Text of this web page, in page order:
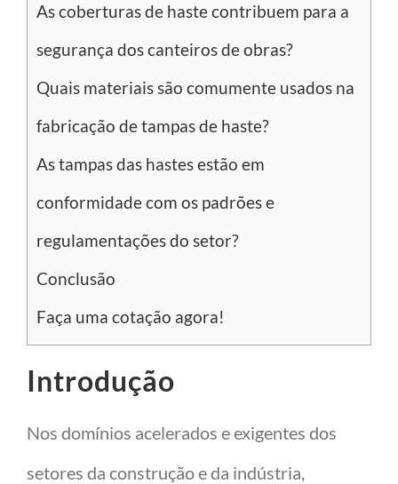
As coberturas de haste contribuem para a
segurança dos canteiros de obras?
Quais materiais são comumente usados na
fabricação de tampas de haste?
As tampas das hastes estão em
conformidade com os padrões e
regulamentações do setor?
Conclusão
Faça uma cotação agora!
Introdução
Nos domínios acelerados e exigentes dos
setores da construção e da indústria,